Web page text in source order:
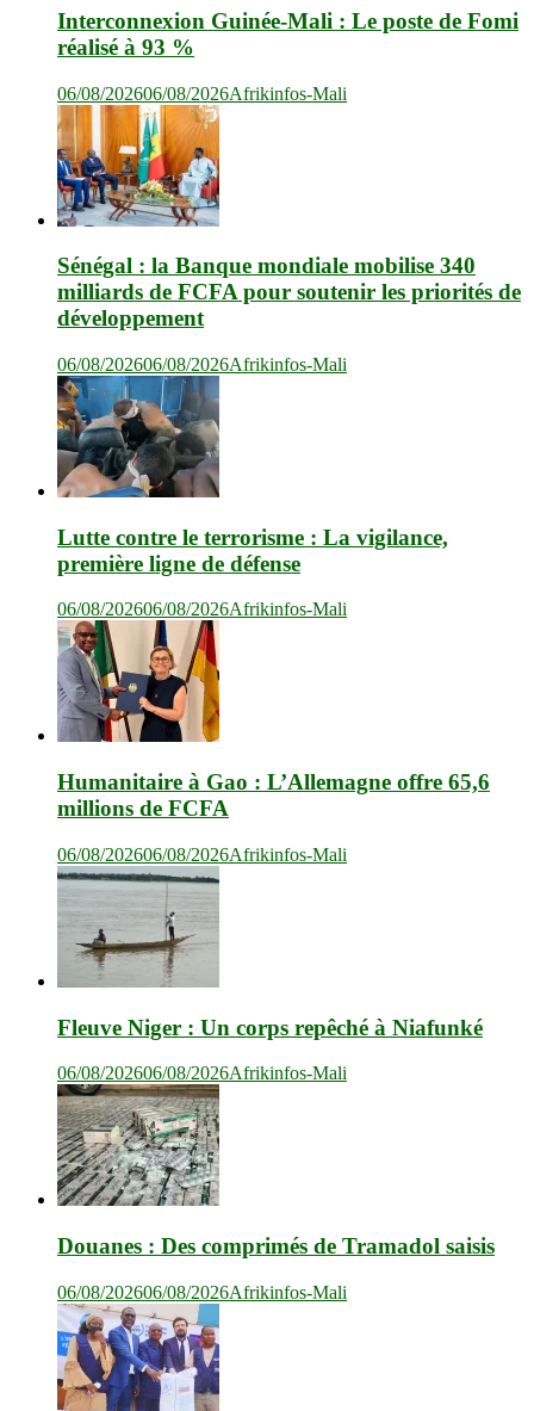
Interconnexion Guinée-Mali : Le poste de Fomi
réalisé à 93 %
06/08/202606/08/2026Afrikinfos-Mali
Sénégal : la Banque mondiale mobilise 340
milliards de FCFA pour soutenir les priorités de
développement
06/08/202606/08/2026Afrikinfos-Mali
Lutte contre le terrorisme : La vigilance,
première ligne de défense
06/08/202606/08/2026Afrikinfos-Mali
Humanitaire à Gao : L’Allemagne offre 65,6
millions de FCFA
06/08/202606/08/2026Afrikinfos-Mali
Fleuve Niger : Un corps repêché à Niafunké
06/08/202606/08/2026Afrikinfos-Mali
Douanes : Des comprimés de Tramadol saisis
06/08/202606/08/2026Afrikinfos-Mali